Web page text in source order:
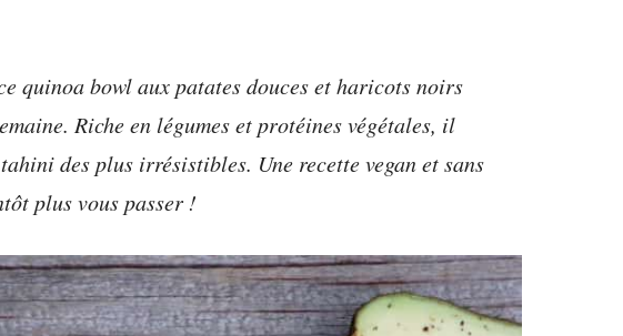
quinoa bowl aux patates douces et haricots noirs
Riche en légumes et protéines végétales, il
des plus irrésistibles. Une recette vegan et sans
plus vous passer !